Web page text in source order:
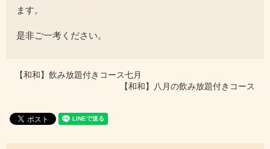
ます。
是非ご一考ください。
【和和】飲み放題付きコース七月
【和和】八月の飲み放題付きコース